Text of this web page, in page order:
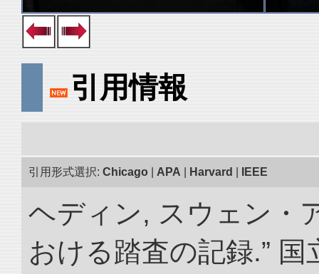
引用情報
引用形式選択: Chicago APA Harvard IEEE
ヘディン, スウェン・
おける踏査の記録.”